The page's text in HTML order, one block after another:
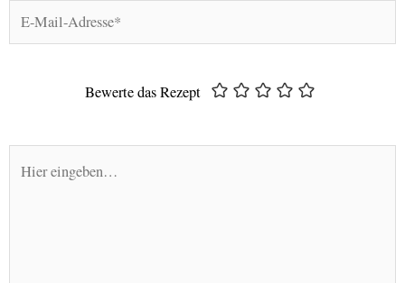
E-
Mail-
Bewerte das Rezept
eingeben…